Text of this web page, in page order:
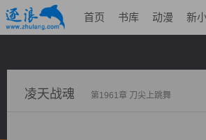
首页 书库 动漫 新
凌天战魂 第1961章 刀尖上跳舞